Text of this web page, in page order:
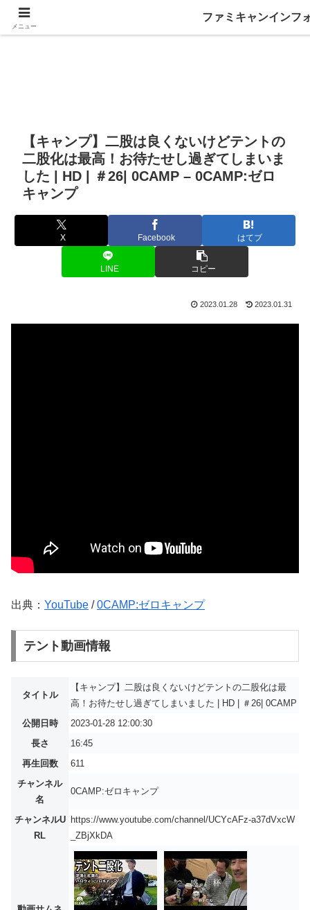
【キャンプ】二股は良くないけどテントの
二股化は最高！お待たせし過ぎてしまいま
した | HD | ＃26| 0CAMP – 0CAMP:ゼロ
キャンプ
X Facebook はてブ
LINE コピー
2023.01.28 2023.01.31
出典： YouTube /0CAMP:ゼロキャンプ
テント動画情報
タイトル
【キャンプ】二股は良くないけどテントの二股化は最
高！お待たせし過ぎてしまいました | HD | ＃26| 0CAMP
公開日時
2023-01-28 12:00:30
長さ
16:45
再生回数
611
チャンネル
名
0CAMP:ゼロキャンプ
チャンネルU
RL
https://www.youtube.com/channel/UCYcAFz-a37dVxcW
_ZBjXkDA
メニュー
ファミキャンインフ